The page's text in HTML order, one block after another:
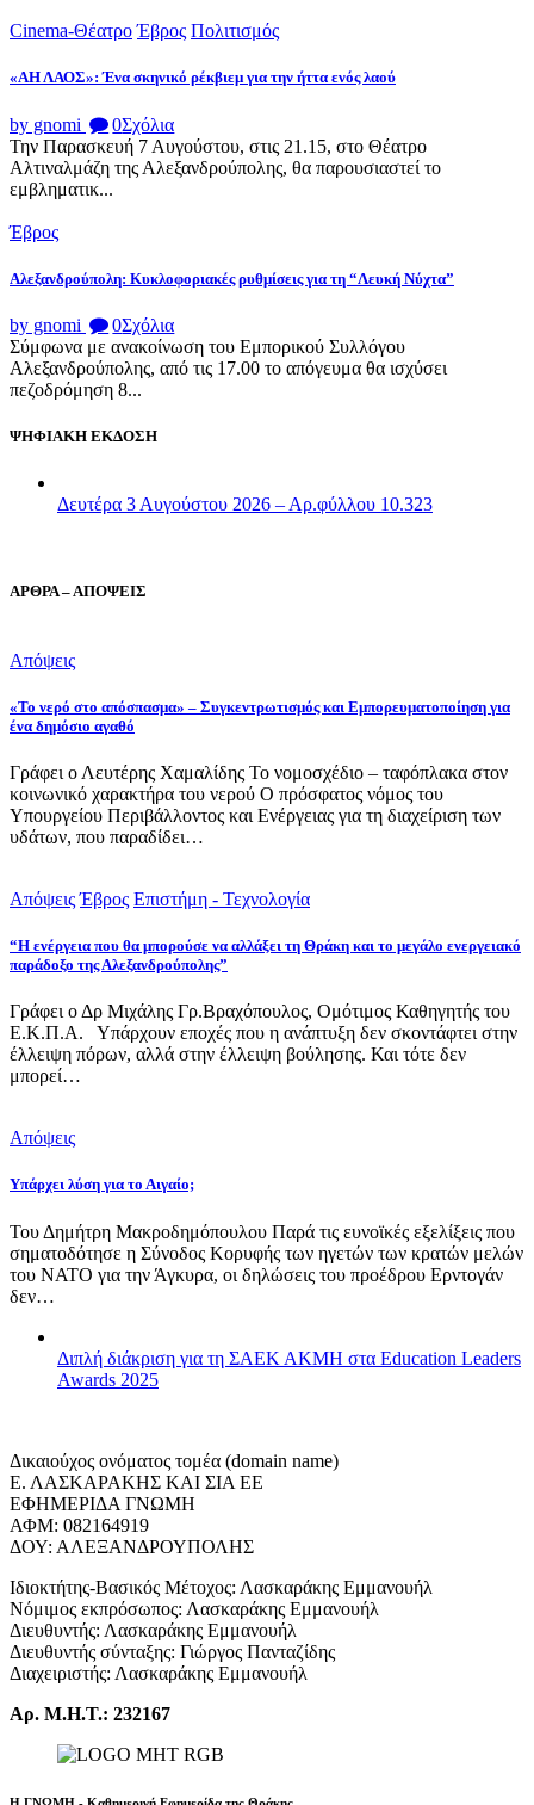
Cinema-Θέατρο Έβρος Πολιτισμός
«ΑΗ ΛΑΟΣ»: Ένα σκηνικό ρέκβιεμ για την ήττα ενός λαού
by gnomi 0Σχόλια
Την Παρασκευή 7 Αυγούστου, στις 21.15, στο Θέατρο
Αλτιναλμάζη της Αλεξανδρούπολης, θα παρουσιαστεί το
εμβληματικ...
Έβρος
Αλεξανδρούπολη: Κυκλοφοριακές ρυθμίσεις για τη “Λευκή Νύχτα”
by gnomi 0Σχόλια
Σύμφωνα με ανακοίνωση του Εμπορικού Συλλόγου
Αλεξανδρούπολης, από τις 17.00 το απόγευμα θα ισχύσει
πεζοδρόμηση 8...
ΨΗΦΙΑΚΗ ΕΚΔΟΣΗ
Δευτέρα 3 Αυγούστου 2026 – Αρ.φύλλου 10.323
ΑΡΘΡΑ – ΑΠΟΨΕΙΣ
Απόψεις
«Το νερό στο απόσπασμα» – Συγκεντρωτισμός και Εμπορευματοποίηση για
ένα δημόσιο αγαθό
Γράφει ο Λευτέρης Χαμαλίδης Το νομοσχέδιο – ταφόπλακα στον
κοινωνικό χαρακτήρα του νερού Ο πρόσφατος νόμος του
Υπουργείου Περιβάλλοντος και Ενέργειας για τη διαχείριση των
υδάτων, που παραδίδει…
Απόψεις Έβρος Επιστήμη - Τεχνολογία
“Η ενέργεια που θα μπορούσε να αλλάξει τη Θράκη και το μεγάλο ενεργειακό
παράδοξο της Αλεξανδρούπολης”
Γράφει ο Δρ Μιχάλης Γρ.Βραχόπουλος, Ομότιμος Καθηγητής του
Ε.Κ.Π.Α. Υπάρχουν εποχές που η ανάπτυξη δεν σκοντάφτει στην
έλλειψη πόρων, αλλά στην έλλειψη βούλησης. Και τότε δεν
μπορεί…
Απόψεις
Υπάρχει λύση για το Αιγαίο;
Του Δημήτρη Μακροδημόπουλου Παρά τις ευνοϊκές εξελίξεις που
σηματοδότησε η Σύνοδος Κορυφής των ηγετών των κρατών μελών
του ΝΑΤΟ για την Άγκυρα, οι δηλώσεις του προέδρου Ερντογάν
δεν…
Διπλή διάκριση για τη ΣΑΕΚ ΑΚΜΗ στα Education Leaders
Awards 2025
Δικαιούχος ονόματος τομέα (domain name)
Ε. ΛΑΣΚΑΡΑΚΗΣ ΚΑΙ ΣΙΑ ΕΕ
ΕΦΗΜΕΡΙΔΑ ΓΝΩΜΗ
ΑΦΜ: 082164919
ΔΟΥ: ΑΛΕΞΑΝΔΡΟΥΠΟΛΗΣ
Ιδιοκτήτης-Βασικός Μέτοχος: Λασκαράκης Εμμανουήλ
Νόμιμος εκπρόσωπος: Λασκαράκης Εμμανουήλ
Διευθυντής: Λασκαράκης Εμμανουήλ
Διευθυντής σύνταξης: Γιώργος Πανταζίδης
Διαχειριστής: Λασκαράκης Εμμανουήλ
Αρ. Μ.Η.Τ.: 232167